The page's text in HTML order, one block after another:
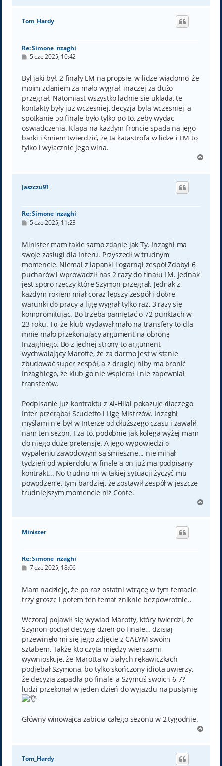
g
Tom_Hardy
Re: Simone Inzaghi
P
t
5 cze 2025, 10:42
Byl jaki był. 2 finały LM na propsie, w lidze wiadomo, że
moim zdaniem za mało wygrał, inaczej za dużo
przegrał. Natomiast wszystko ladnie sie uklada, te
kontakty były juz wczesniej, decyzja byla wczesniej, a
spotkanie po finale było tylko po to, zeby wydac
oswiadczenia. Klapa na kazdym froncie spada na jego
barki i śmiem twierdzić, że ta katastrofa w lidze i LM to
tylko i wyłącznie jego wina.
g
Jaszczu91
Re: Simone Inzaghi
P
t
5 cze 2025, 11:23
Minister mam takie samo zdanie jak Ty. Inzaghi ma
swoje zasługi dla Interu. Przyszedł w trudnym
momencie. Niemal z łapanki i ogarnął zespół.Zdobył 6
pucharów i wprowadził nas 2 razy do finału LM. Jednak
jest sporo rzeczy które Szymon przegrał. Jednak z
każdym rokiem miał coraz lepszy zespół i dobre
warunki do pracy a ligę wygrał tylko raz, 3 razy się
kompromitując. Bo trzeba pamiętać o 72 punktach w
23 roku. To, że klub wydawał mało na transfery to dla
mnie mało przekonujący argument na obronę
Inzaghiego. Bo z jednej strony to argument
wychwalający Marotte, że za darmo jest w stanie
zbudować super zespół, a z drugiej niby ma bronić
Inzaghiego, że klub go nie wspierał i nie zapewniał
transferów.
Podpisanie już kontraktu z Al-Hilal pokazuje dlaczego
Inter przerąbał Scudetto i Ligę Mistrzów. Inzaghi
myślami nie był w Interze od dłuższego czasu i zawalił
nam ten sezon. I za to, podobnie jak kolega wyżej mam
do niego duże pretensje. A jego wypowiedzi o
wypaleniu zawodowym są śmieszne... nie minął
tydzień od wpierdolu w finale a on już ma podpisany
kontrakt... No trudno mi w takiej sytuacji życzyć mu
powodzenie, tym bardziej, że zostawił zespół w jeszcze
trudniejszym momencie niż Conte.
g
Minister
Re: Simone Inzaghi
P
t
7 cze 2025, 18:06
Mam nadzieję, że po raz ostatni wtrącę w tym temacie
trzy grosze i potem ten temat zniknie bezpowrotnie..
Wczoraj pojawił się wywiad Marotty, który twierdzi, że
Szymon podjął decyzję dzień po finale… dzisiaj
przewinęło mi się jego zdjęcie z CAŁYM swoim
sztabem. Także kto czyta między wierszami
wywnioskuje, że Marotta w białych rękawiczkach
podjebał Szymona, bo tylko skończony idiota uwierzy,
że decyzja zapadła po finale, a Szymuś swoich 6-7?
ludzi przekonał w jeden dzień do wyjazdu na pustynię
Główny winowajca zabicia całego sezonu w 2 tygodnie.
g
Tom_Hardy